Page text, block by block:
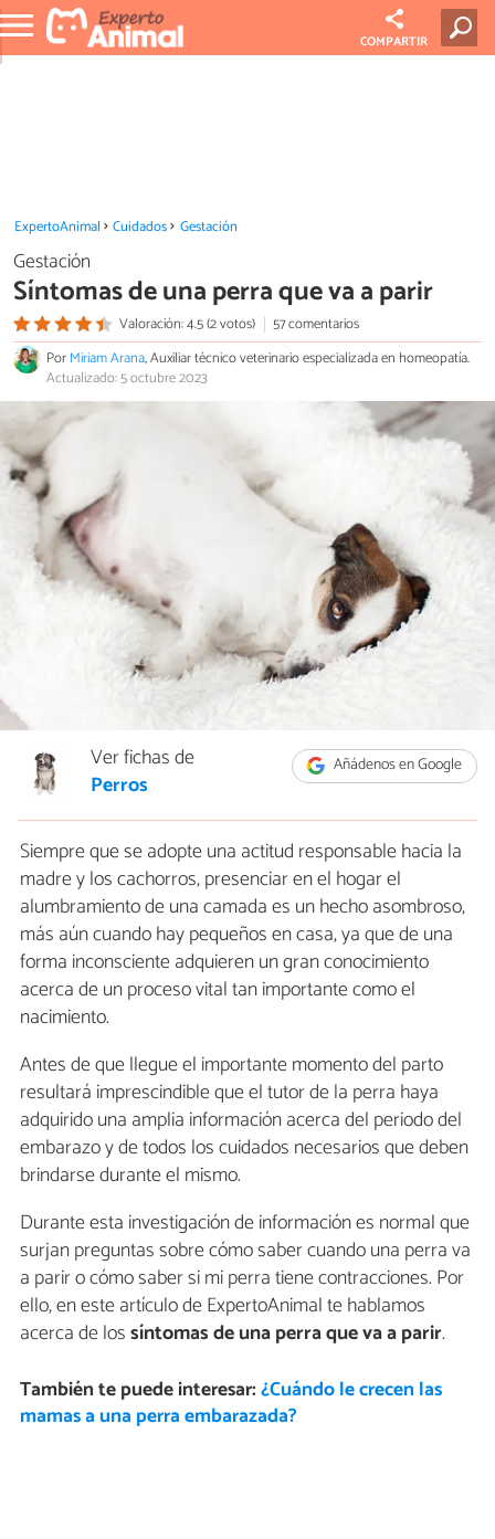
COMPARTIR
ExpertoAnimal Cuidados Gestación
Gestación
Síntomas de una perra que va a parir
Valoración: 4.5 (2 votos)
57 comentarios
PorMiriam Arana, Auxiliar técnico veterinario especializada en homeopatía.
Actualizado: 5 octubre 2023
Añádenos en Google
Ver fichas de
Perros
Siempre que se adopte una actitud responsable hacia la
madre y los cachorros, presenciar en el hogar el
alumbramiento de una camada es un hecho asombroso,
más aún cuando hay pequeños en casa, ya que de una
forma inconsciente adquieren un gran conocimiento
acerca de un proceso vital tan importante como el
nacimiento.
Antes de que llegue el importante momento del parto
resultará imprescindible que el tutor de la perra haya
adquirido una amplia información acerca del periodo del
embarazo y de todos los cuidados necesarios que deben
brindarse durante el mismo.
Durante esta investigación de información es normal que
surjan preguntas sobre cómo saber cuando una perra va
a parir o cómo saber si mi perra tiene contracciones. Por
ello, en este artículo de ExpertoAnimal te hablamos
acerca de lossíntomas de una perra que va a parir.
También te puede interesar:¿Cuándo le crecen las
mamas a una perra embarazada?